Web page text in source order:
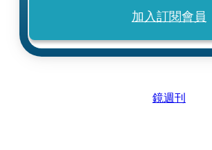
加入訂閱會員
鏡週刊